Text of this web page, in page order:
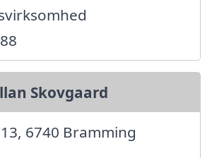
Skovgaard
6740 Bramming